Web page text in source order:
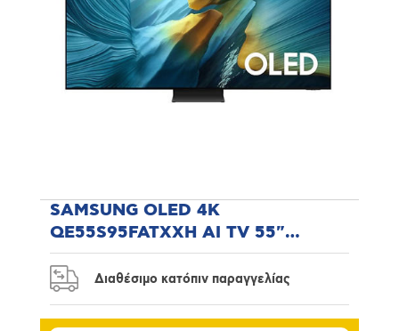
SAMSUNG OLED 4K
QE55S95FATXXH AI TV 55"
Τηλεόραση
Διαθέσιμο κατόπιν παραγγελίας